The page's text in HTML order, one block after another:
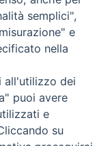
9:00 - 13:00
9:30 - 12:30
semplici",
e
nella
all'utilizzo dei
puoi avere
e
su